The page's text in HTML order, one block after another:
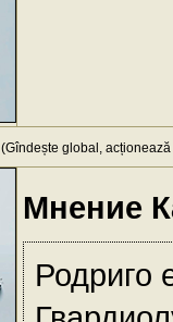
(Gîndește global,
Мнение
Родриго